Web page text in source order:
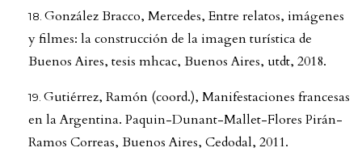
González Bracco, Mercedes, Entre relatos, imágenes
y filmes: la construcción de la imagen turística de
Buenos Aires, tesis mhcac, Buenos Aires, utdt, 2018.
Gutiérrez, Ramón (coord.), Manifestaciones francesas
en la Argentina. Paquin-Dunant-Mallet-Flores Pirán-
Ramos Correas, Buenos Aires, Cedodal, 2011.